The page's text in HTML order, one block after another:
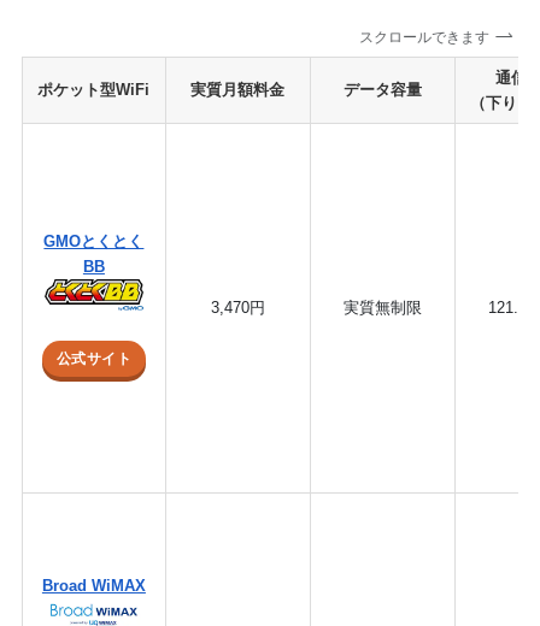
スクロールできます
ポケット型WiFi 実質月額料金 データ容量
通信
（下り
GMOとくとく
BB
公式サイト
3,470円 実質無制限
Broad WiMAX